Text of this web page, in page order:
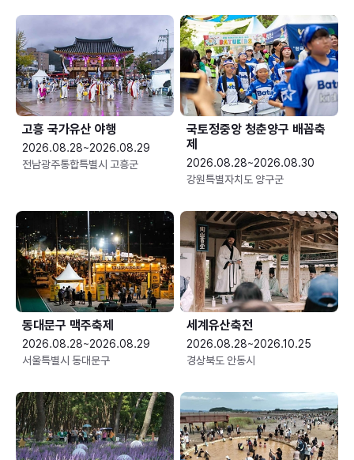
고흥 국가유산 야행
2026.08.28~2026.08.29
전남광주통합특별시 고흥군
국토정중앙 청춘양구 배꼽축
제
2026.08.28~2026.08.30
강원특별자치도 양구군
동대문구 맥주축제
2026.08.28~2026.08.29
서울특별시 동대문구
세계유산축전
2026.08.28~2026.10.25
경상북도 안동시